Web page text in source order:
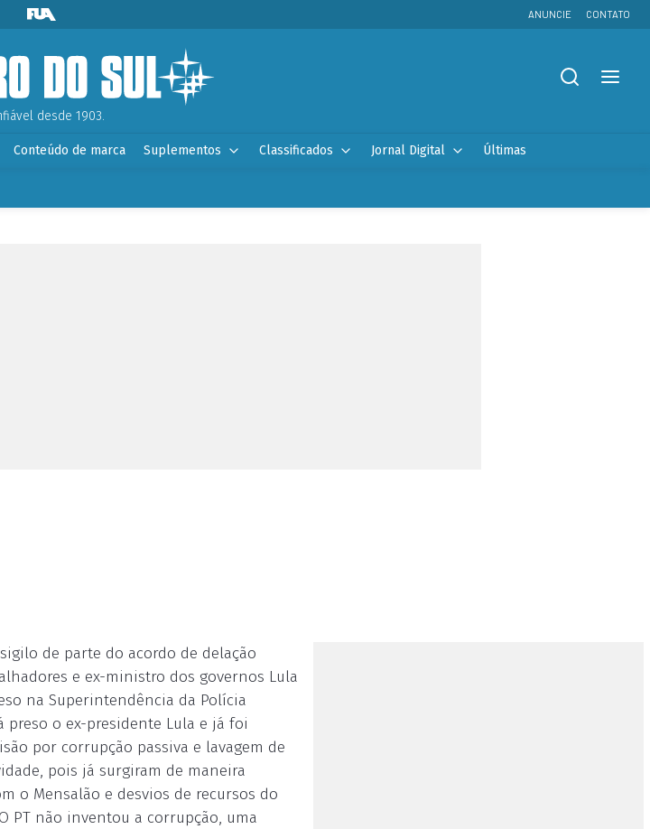
ANUNCIE CONTATO
desde 1903.
Conteúdo de marca Suplementos Classificados Jornal Digital Últimas
de parte do acordo de delação
e ex-ministro dos governos Lula
na Superintendência da Polícia
preso o ex-presidente Lula e já foi
por corrupção passiva e lavagem de
pois já surgiram de maneira
o Mensalão e desvios de recursos do
PT não inventou a corrupção, uma